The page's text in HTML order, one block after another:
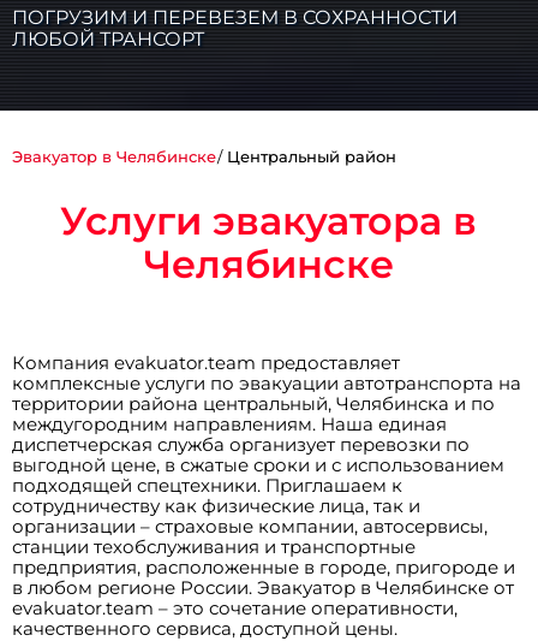
ПОГРУЗИМ И ПЕРЕВЕЗЕМ В СОХРАННОСТИ
ЛЮБОЙ ТРАНСОРТ
Эвакуатор в Челябинске Центральный район
Услуги эвакуатора в
Челябинске
Компания evakuator.team предоставляет
комплексные услуги по эвакуации автотранспорта на
территории района центральный, Челябинска и по
междугородним направлениям. Наша единая
диспетчерская служба организует перевозки по
выгодной цене, в сжатые сроки и с использованием
подходящей спецтехники. Приглашаем к
сотрудничеству как физические лица, так и
организации – страховые компании, автосервисы,
станции техобслуживания и транспортные
предприятия, расположенные в городе, пригороде и
в любом регионе России. Эвакуатор в Челябинске от
evakuator.team – это сочетание оперативности,
качественного сервиса, доступной цены.